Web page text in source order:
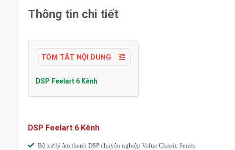
Thông tin chi tiết
TÓM TẮT NỘI DUNG
DSP Feelart 6 Kênh
DSP Feelart 6 Kênh
Bộ xử lý âm thanh DSP chuyên nghiệp Value Classic Series